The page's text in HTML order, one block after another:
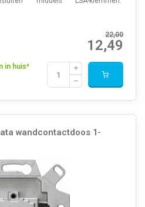
22,00
12,49
in huis*
wandcontactdoos 1-